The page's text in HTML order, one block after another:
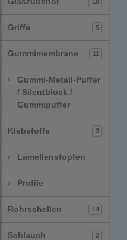
Griffe 5
Gummimembrane 11
›
Gummi-Metall-Puffer
/ Silentblock /
Gummipuffer
Klebstoffe 3
› Lamellenstopfen
› Profile
Rohrschellen 14
Schlauch 2